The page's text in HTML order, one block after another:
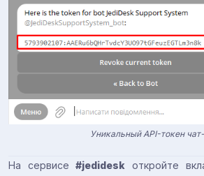
Уникальный API-токен
На сервисе#jedidesk откройте